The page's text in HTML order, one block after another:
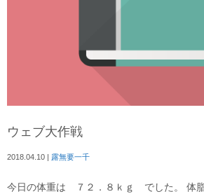
ウェブ大作戦
2018.04.10 露無要一千
今日の体重は ７２．８ｋｇ でした。 体